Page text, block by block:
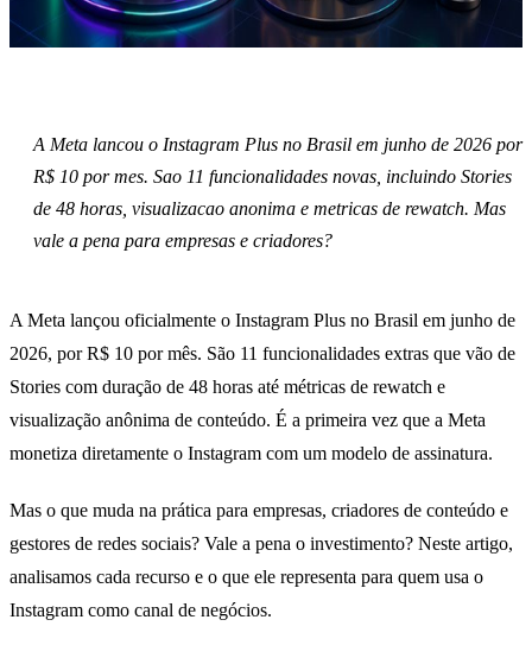
A Meta lancou o Instagram Plus no Brasil em junho de 2026 por
R$ 10 por mes. Sao 11 funcionalidades novas, incluindo Stories
de 48 horas, visualizacao anonima e metricas de rewatch. Mas
vale a pena para empresas e criadores?
A Meta lançou oficialmente o Instagram Plus no Brasil em junho de
2026, por R$ 10 por mês. São 11 funcionalidades extras que vão de
Stories com duração de 48 horas até métricas de rewatch e
visualização anônima de conteúdo. É a primeira vez que a Meta
monetiza diretamente o Instagram com um modelo de assinatura.
Mas o que muda na prática para empresas, criadores de conteúdo e
gestores de redes sociais? Vale a pena o investimento? Neste artigo,
analisamos cada recurso e o que ele representa para quem usa o
Instagram como canal de negócios.